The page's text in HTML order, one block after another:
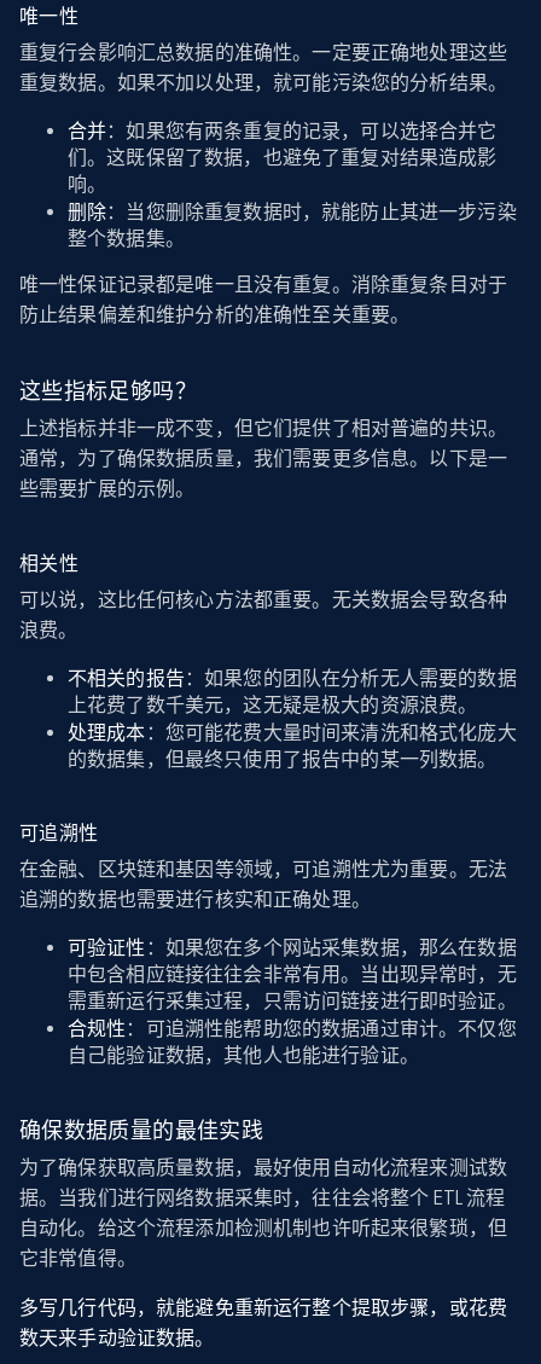
唯一性
重复行会影响汇总数据的准确性。一定要正确地处理这些
重复数据。如果不加以处理，就可能污染您的分析结果。
合并：如果您有两条重复的记录，可以选择合并它
们。这既保留了数据，也避免了重复对结果造成影
响。
删除：当您删除重复数据时，就能防止其进一步污染
整个数据集。
唯一性保证记录都是唯一且没有重复。消除重复条目对于
防止结果偏差和维护分析的准确性至关重要。
这些指标足够吗？
上述指标并非一成不变，但它们提供了相对普遍的共识。
通常，为了确保数据质量，我们需要更多信息。以下是一
些需要扩展的示例。
相关性
可以说，这比任何核心方法都重要。无关数据会导致各种
浪费。
不相关的报告 ：如果您的团队在分析无人需要的数据
上花费了数千美元，这无疑是极大的资源浪费。
处理成本 ：您可能花费大量时间来清洗和格式化庞大
的数据集，但最终只使用了报告中的某一列数据。
可追溯性
在金融、区块链和基因等领域，可追溯性尤为重要。无法
追溯的数据也需要进行核实和正确处理。
可验证性 ：如果您在多个网站采集数据，那么在数据
中包含相应链接往往会非常有用。当出现异常时，无
需重新运行采集过程，只需访问链接进行即时验证。
合规性 ：可追溯性能帮助您的数据通过审计。不仅您
自己能验证数据，其他人也能进行验证。
确保数据质量的最佳实践
为了确保获取高质量数据，最好使用自动化流程来测试数
据。当我们进行网络数据采集时，往往会将整个 ETL 流程
自动化。给这个流程添加检测机制也许听起来很繁琐，但
它非常值得。
多写几行代码，就能避免重新运行整个提取步骤，或花费
数天来手动验证数据。